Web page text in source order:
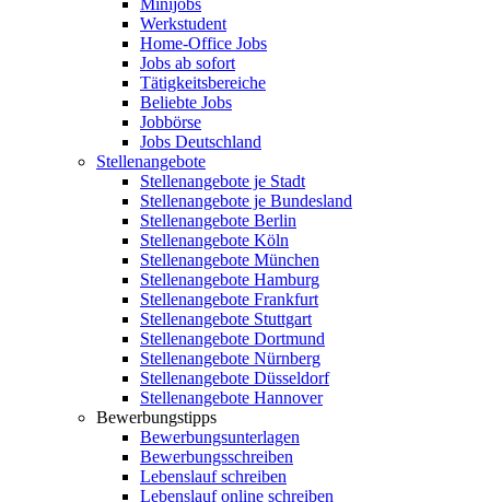
Minijobs
Werkstudent
Home-Office Jobs
Jobs ab sofort
Tätigkeitsbereiche
Beliebte Jobs
Jobbörse
Jobs Deutschland
Stellenangebote
Stellenangebote je Stadt
Stellenangebote je Bundesland
Stellenangebote Berlin
Stellenangebote Köln
Stellenangebote München
Stellenangebote Hamburg
Stellenangebote Frankfurt
Stellenangebote Stuttgart
Stellenangebote Dortmund
Stellenangebote Nürnberg
Stellenangebote Düsseldorf
Stellenangebote Hannover
Bewerbungstipps
Bewerbungsunterlagen
Bewerbungsschreiben
Lebenslauf schreiben
Lebenslauf online schreiben